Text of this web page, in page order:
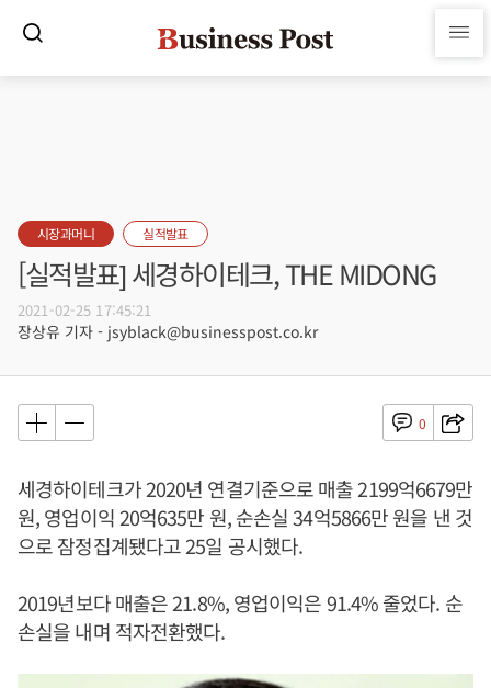
시장과머니 실적발표
[실적발표] 세경하이테크, THE MIDONG
2021-02-25 17:45:21
장상유 기자 - jsyblack@businesspost.co.kr
0
세경하이테크가 2020년 연결기준으로 매출 2199억6679만
원, 영업이익 20억635만 원, 순손실 34억5866만 원을 낸 것
으로 잠정집계됐다고 25일 공시했다.
2019년보다 매출은 21.8%, 영업이익은 91.4% 줄었다. 순
손실을 내며 적자전환했다.